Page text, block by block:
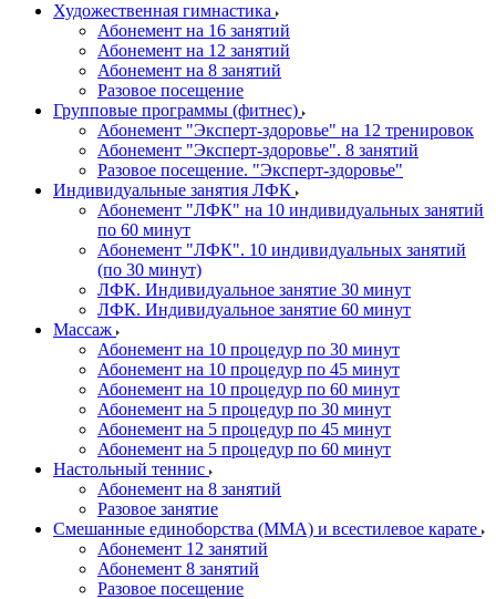
Художественная гимнастика
Абонемент на 16 занятий
Абонемент на 12 занятий
Абонемент на 8 занятий
Разовое посещение
Групповые программы (фитнес)
Абонемент "Эксперт-здоровье" на 12 тренировок
Абонемент "Эксперт-здоровье". 8 занятий
Разовое посещение. "Эксперт-здоровье"
Индивидуальные занятия ЛФК
Абонемент "ЛФК" на 10 индивидуальных занятий
по 60 минут
Абонемент "ЛФК". 10 индивидуальных занятий
(по 30 минут)
ЛФК. Индивидуальное занятие 30 минут
ЛФК. Индивидуальное занятие 60 минут
Массаж
Абонемент на 10 процедур по 30 минут
Абонемент на 10 процедур по 45 минут
Абонемент на 10 процедур по 60 минут
Абонемент на 5 процедур по 30 минут
Абонемент на 5 процедур по 45 минут
Абонемент на 5 процедур по 60 минут
Настольный теннис
Абонемент на 8 занятий
Разовое занятие
Смешанные единоборства (ММА) и всестилевое карате
Абонемент 12 занятий
Абонемент 8 занятий
Разовое посещение